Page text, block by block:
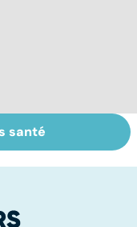
de
: une
santé